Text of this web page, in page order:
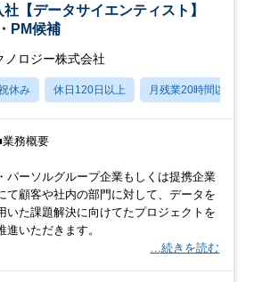
【データサイエンティスト】
PM候補
ノロジー株式会社
休み 休日120日以上 月残業20時間以内
業務概要
・パーソルグループ企業もしくは提携企業
て顧客や社内の部門に対して、データを
いた課題解決に向けてたプロジェクトを
進いただきます。
…続きを読む